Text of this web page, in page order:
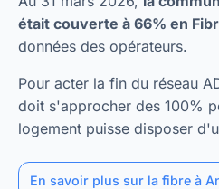
était couverte à 66% en
données des opérateurs.
Pour acter la fin du réseau
doit s'approcher des 100%
logement puisse disposer
En savoir plus sur la fibre à